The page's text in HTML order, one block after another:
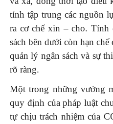
tỉnh tập trung các nguồn
ra cơ chế xin – cho. Tính
sách bên dưới còn hạn
quản lý ngân sách và sự
rõ ràng.
Một trong những vướng
quy định của pháp luật
tự chịu trách nhiệm của